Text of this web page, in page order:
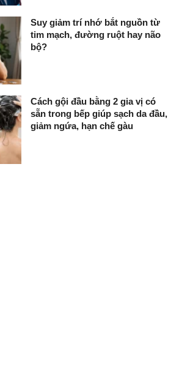
Suy giảm trí nhớ bắt nguồn từ
tim mạch, đường ruột hay não
bộ?
Cách gội đầu bằng 2 gia vị có
sẵn trong bếp giúp sạch da đầu,
giảm ngứa, hạn chế gàu